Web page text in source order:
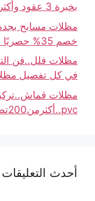
بخبرة 3 عقود وأكثر..لا تتردد بالاتصال
خصم 35% حصريًا | اتصل الآن
مظلات فلل..فن
في كل تفصيل
مظلات
pvc..أكثرمن200تصميم حصري لـتناسب جميع الأذواق
أحدث التعليقات